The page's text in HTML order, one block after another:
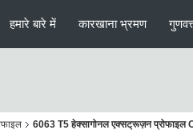
हमारे बारे में कारखाना भ्रमण
6063 T5 हेक्सागोनल एक्सट्रूज़न प्रोफाइल